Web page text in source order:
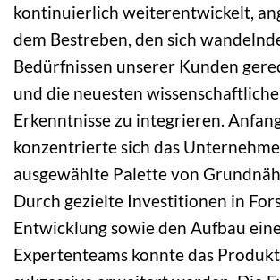
kontinuierlich weiterentwickelt,
dem Bestreben, den sich
Bedürfnissen unserer Kunden
und die neuesten
Erkenntnisse zu integrieren.
konzentrierte sich das
ausgewählte Palette von
Durch gezielte Investitionen in
Entwicklung sowie den Aufbau
Expertenteams konnte das